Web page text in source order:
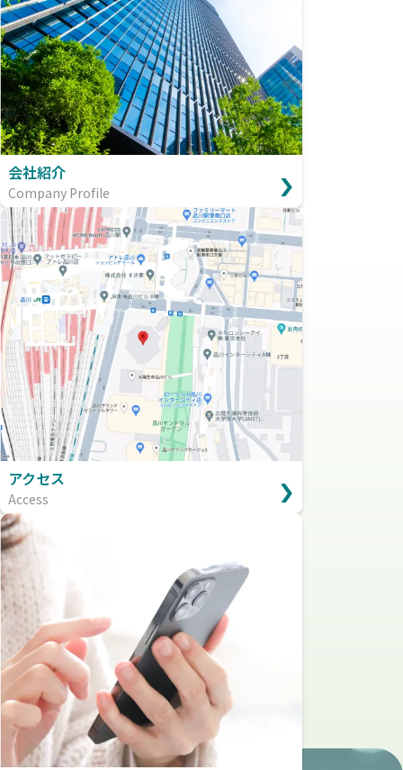
会社紹介
Company Profile
アクセス
Access